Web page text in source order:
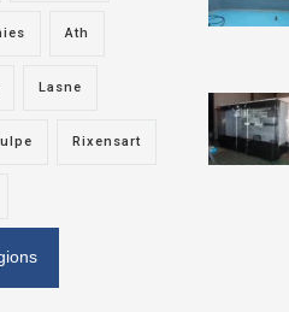
Ath
Lasne
Rixensart